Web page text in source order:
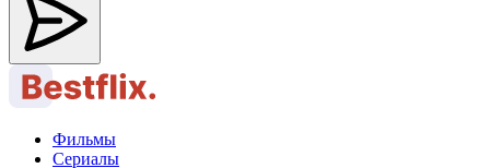
Фильмы
Сериалы